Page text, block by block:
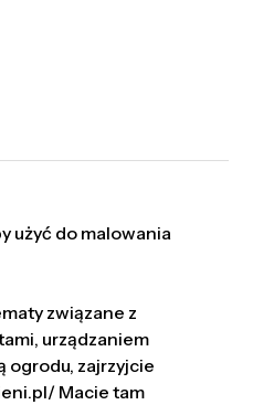
użyć do malowania
związane z
urządzaniem
ogrodu, zajrzyjcie
Macie tam